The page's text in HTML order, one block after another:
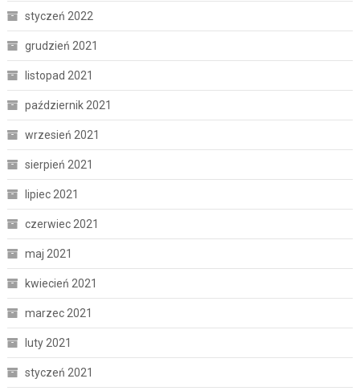
styczeń 2022
grudzień 2021
listopad 2021
październik 2021
wrzesień 2021
sierpień 2021
lipiec 2021
czerwiec 2021
maj 2021
kwiecień 2021
marzec 2021
luty 2021
styczeń 2021